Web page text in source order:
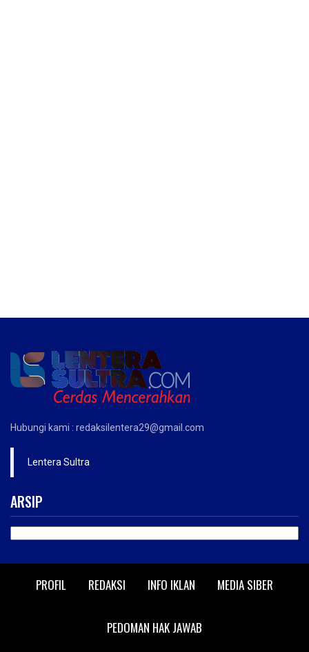
Hubungi kami : redaksilentera29@gmail.com
Lentera Sultra
ARSIP
PROFIL REDAKSI INFO IKLAN MEDIA SIBER
PEDOMAN HAK JAWAB